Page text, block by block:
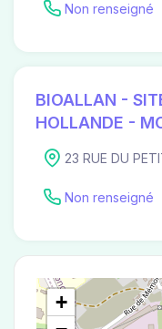
Non renseigné
BIOALLAN -
HOLLANDE -
23 RUE DU
Non renseigné
+